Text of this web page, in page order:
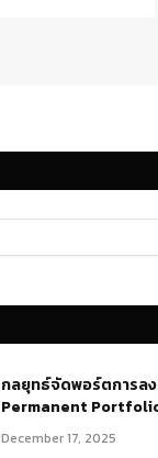
กลยุทธ์​จัดพอร์ตการล
Permanent
December 17, 2025